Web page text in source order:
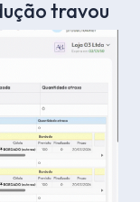
travou